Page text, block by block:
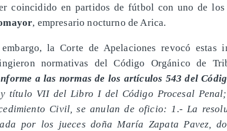
coincidido en partidos de fútbol con uno de los
, empresario nocturno de Arica.
la Corte de Apelaciones revocó estas
normativas del Código Orgánico de
a las normas de los artículos 543 del
título VII del Libro I del Código Procesal
Civil, se anulan de oficio: 1.- La
por los jueces doña María Zapata Pavez,